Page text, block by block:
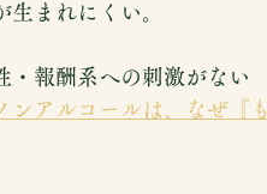
まれにくい。
・報酬系への刺激がない
ンアルコールは、なぜ『も